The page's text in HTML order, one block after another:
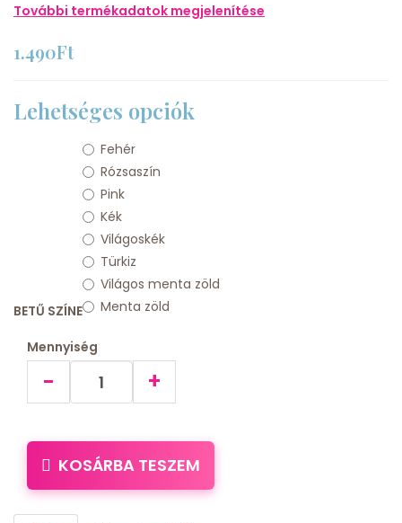
További termékadatok megjelenítése
1.490Ft
Lehetséges opciók
BETŰ SZÍNE
Fehér
Rózsaszín
Pink
Kék
Világoskék
Türkiz
Világos menta zöld
Menta zöld
Mennyiség
- +
KOSÁRBA TESZEM